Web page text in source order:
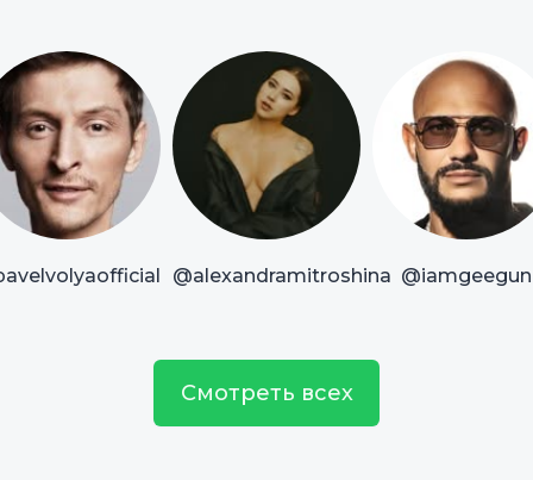
@alexandramitroshina @iamgeegun
Смотреть всех